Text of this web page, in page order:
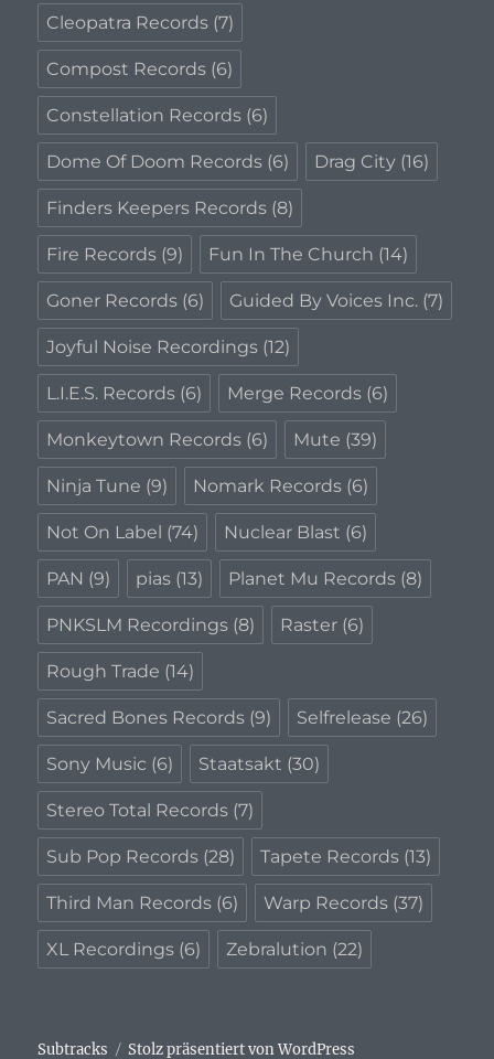
Cleopatra Records (7)
Compost Records (6)
Constellation Records (6)
Dome Of Doom Records (6) Drag City (16)
Finders Keepers Records (8)
Fire Records (9) Fun In The Church (14)
Goner Records (6) Guided By Voices Inc. (7)
Joyful Noise Recordings (12)
L.I.E.S. Records (6) Merge Records (6)
Monkeytown Records (6) Mute (39)
Ninja Tune (9) Nomark Records (6)
Not On Label (74) Nuclear Blast (6)
PAN (9) pias (13) Planet Mu Records (8)
PNKSLM Recordings (8) Raster (6)
Rough Trade (14)
Sacred Bones Records (9) Selfrelease (26)
Sony Music (6) Staatsakt (30)
Stereo Total Records (7)
Sub Pop Records (28) Tapete Records (13)
Third Man Records (6) Warp Records (37)
XL Recordings (6) Zebralution (22)
Subtracks Stolz präsentiert von WordPress